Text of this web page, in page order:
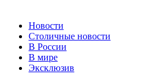
Новости
Столичные новости
В России
В мире
Эксклюзив